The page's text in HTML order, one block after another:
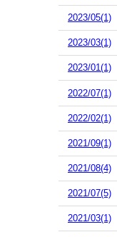
2023/05(1)
2023/03(1)
2023/01(1)
2022/07(1)
2022/02(1)
2021/09(1)
2021/08(4)
2021/07(5)
2021/03(1)